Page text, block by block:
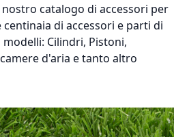
nostro catalogo di accessori per
di accessori e parti di
Cilindri, Pistoni,
d'aria e tanto altro